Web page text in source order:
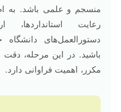
منسجم و علمی باشد. به
رعایت
دستورالعمل‌های
باشید. در این مرحله، دقت
مکرر، اهمیت فراوانی دارد.